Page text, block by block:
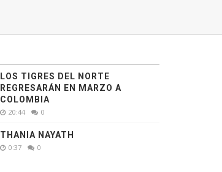
LOS TIGRES DEL NORTE
REGRESARÁN EN MARZO A
COLOMBIA
20:44 0
THANIA NAYATH
0:37 0